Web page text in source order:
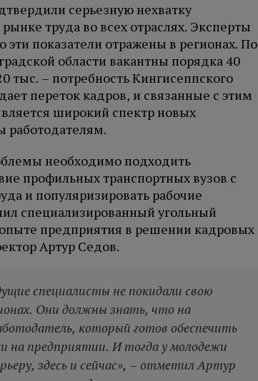
серьезную нехватку
труда во всех отраслях. Эксперты
показатели отражены в регионах. По
области вакантны порядка 40
тыс. – потребность Кингисеппского
переток кадров, и связанные с этим
широкий спектр новых
работодателям.
необходимо подходить
профильных транспортных вузов с
и популяризировать рабочие
специализированный угольный
предприятия в решении кадровых
Артур Седов.
специалисты не покидали свою
Они должны знать, что на
который готов обеспечить
на предприятии. И тогда у молодежи
здесь и сейчас», – отметил Артур